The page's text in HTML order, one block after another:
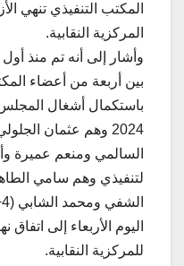
المكتب التنفيذي تنهي
المركزية النقابية.
وأشار إلى أنه تم منذ
بين أربعة من أعضاء
باستكمال أشغال
2024 وهم عثمان
السالمي ومنعم عميرة
لتنفيذي وهم سامي
اليوم الأربعاء إلى
للمركزية النقابية.